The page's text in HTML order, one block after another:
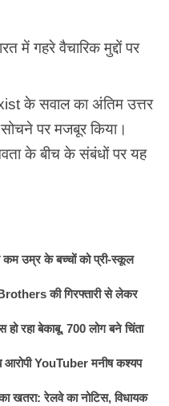
में गहरे वैचारिक मुद्दों पर
के सवाल का अंतिम उत्तर
पर मजबूर किया।
के बीच के संबंधों पर यह
उम्र के बच्चों को प्री-स्कूल
की गिरफ्तारी से लेकर
रहा बेकाबू, 700 लोग बने चिंता
आरोपी YouTuber मनीष कश्यप
खतरा: रेलवे का नोटिस, विधायक